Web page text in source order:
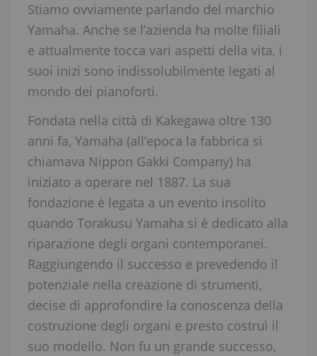
Stiamo ovviamente parlando del marchio
Yamaha. Anche se l’azienda ha molte filiali
e attualmente tocca vari aspetti della vita, i
suoi inizi sono indissolubilmente legati al
mondo dei pianoforti.
Fondata nella città di Kakegawa oltre 130
anni fa, Yamaha (all’epoca la fabbrica si
chiamava Nippon Gakki Company) ha
iniziato a operare nel 1887. La sua
fondazione è legata a un evento insolito
quando Torakusu Yamaha si è dedicato alla
riparazione degli organi contemporanei.
Raggiungendo il successo e prevedendo il
potenziale nella creazione di strumenti,
decise di approfondire la conoscenza della
costruzione degli organi e presto costruì il
suo modello. Non fu un grande successo,